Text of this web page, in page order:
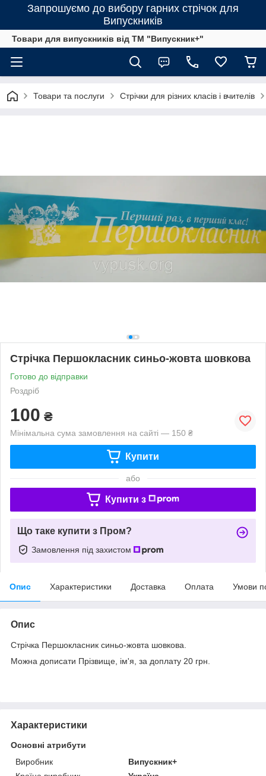
Запрошуємо до вибору гарних стрічок для
Випускників
Товари для випускників від ТМ "Випускник+"
Товари та послуги Стрічки для різних класів і вчителів
Стрічка Першокласник синьо-жовта шовкова
Готово до відправки
Роздріб
100 ₴
Мінімальна сума замовлення на сайті — 150 ₴
Купити
або
Купити з
Що таке купити з Пром?
Замовлення під захистом
Опис Характеристики Доставка Оплата Умови
Опис
Стрічка Першокласник синьо-жовта шовкова.
Можна дописати Прізвище, ім'я, за доплату 20 грн.
Характеристики
Основні атрибути
Виробник
Випускник+